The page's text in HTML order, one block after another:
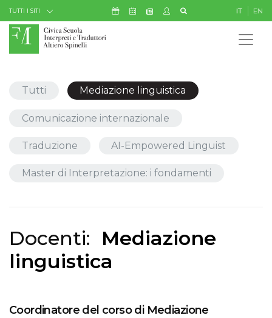
Skip to Content
TUTTI I SITI Icona Sostienici
Icona Calendario Eventi
Icona Newsletter
Icona My Civica IT EN
Tutti Mediazione linguistica
Comunicazione internazionale
Traduzione AI-Empowered Linguist
Master di Interpretazione: i fondamenti
Docenti: Mediazione
linguistica
Coordinatore del corso di Mediazione